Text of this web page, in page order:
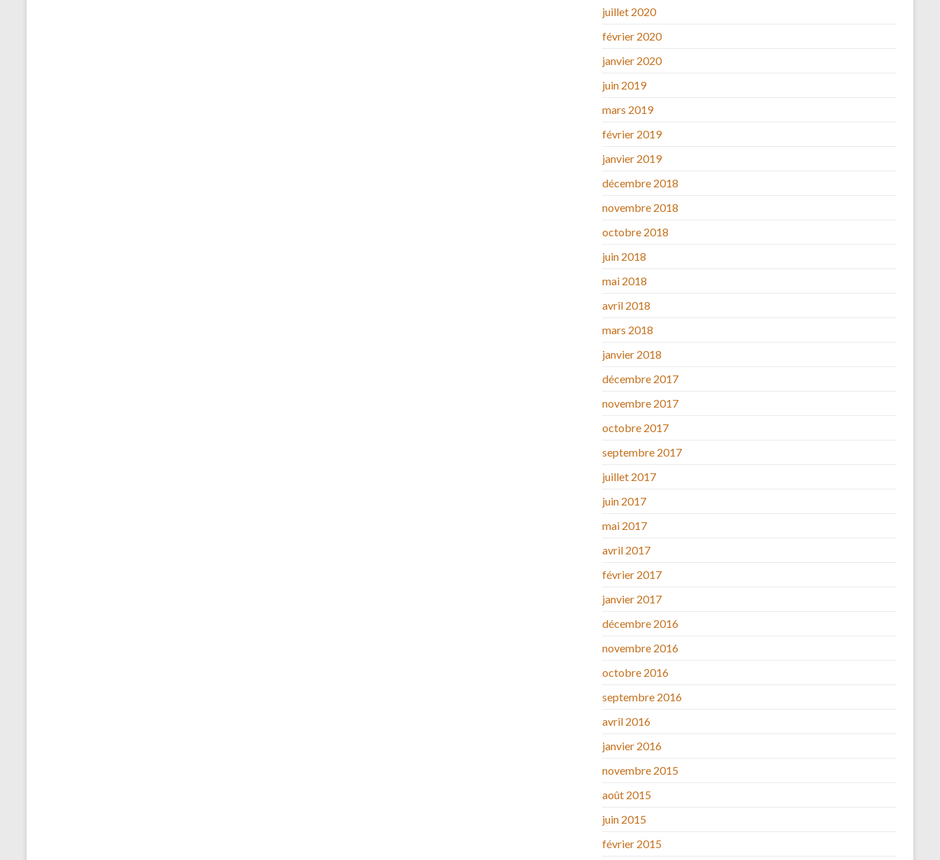
juillet 2020
février 2020
janvier 2020
juin 2019
mars 2019
février 2019
janvier 2019
décembre 2018
novembre 2018
octobre 2018
juin 2018
mai 2018
avril 2018
mars 2018
janvier 2018
décembre 2017
novembre 2017
octobre 2017
septembre 2017
juillet 2017
juin 2017
mai 2017
avril 2017
février 2017
janvier 2017
décembre 2016
novembre 2016
octobre 2016
septembre 2016
avril 2016
janvier 2016
novembre 2015
août 2015
juin 2015
février 2015